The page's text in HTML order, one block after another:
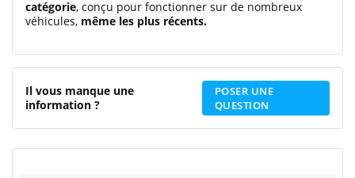
catégorie, conçu pour fonctionner sur de nombreux
véhicules, même les plus récents.
Il vous manque une
information ?
POSER UNE
QUESTION